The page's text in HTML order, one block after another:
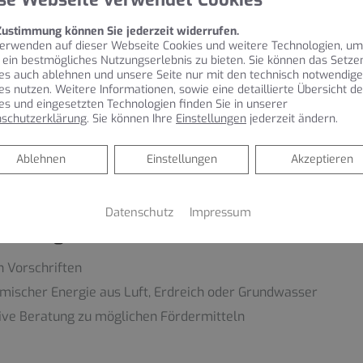
bei der die Wärme entweder der Luft, dem Wasser oder
stattfindet, die Rohstoffe wie Luft, Wasser oder
kann im Sommer zur Raumkühlung genutzt werden.
für die Nutzung thermischer Energie aus dem Erdreich
für Sie infrage kommt, planen die
Kostenaufstellung ohne Überraschungen.
Vorschriften
Energie aus Luft, Erdreich oder Grundwasser
Beratung zu möglichen Fördermitteln
können Sie jederzeit widerrufen.
auf dieser Webseite Cookies und weitere Technologien, um
ein bestmögliches Nutzungserlebnis zu bieten. Sie können das
auch ablehnen und unsere Seite nur mit den technisch
nutzen. Weitere Informationen, sowie eine detaillierte Übersicht
und eingesetzten Technologien finden Sie in unserer
. Sie können Ihre Einstellungen jederzeit ändern.
Akzeptieren
Einstellungen
Ablehnen
Ablehnen
Datenschutz Impressum